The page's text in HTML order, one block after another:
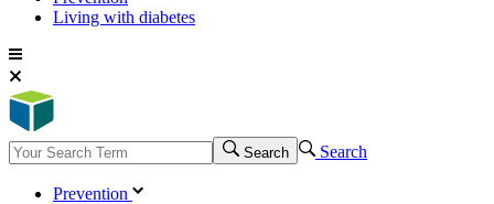
Living with diabetes
Search Search
Prevention